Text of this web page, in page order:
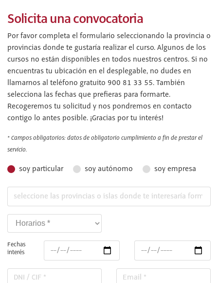
Solicita una convocatoria
Por favor completa el formulario seleccionando la provincia o
provincias donde te gustaría realizar el curso. Algunos de los
cursos no están disponibles en todos nuestros centros. Si no
encuentras tu ubicación en el desplegable, no dudes en
llamarnos al teléfono gratuito 900 81 33 55. También
selecciona las fechas que prefieras para formarte.
Recogeremos tu solicitud y nos pondremos en contacto
contigo lo antes posible. ¡Gracias por tu interés!
* Campos obligatorios: datos de obligatorio cumplimiento a fin de prestar el
servicio.
soy particular soy autónomo soy empresa
Fechas
interés